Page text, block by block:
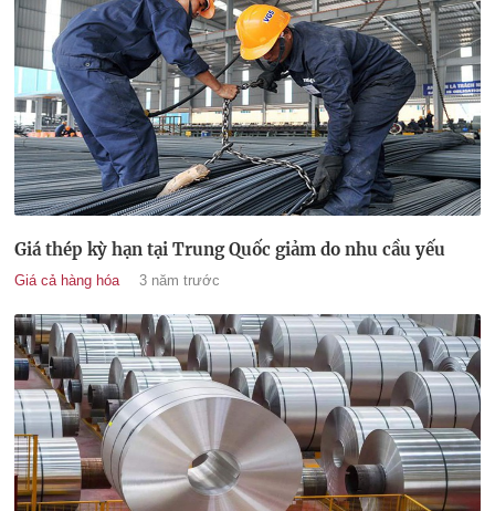
Giá thép kỳ hạn tại Trung Quốc giảm do nhu cầu yếu
Giá cả hàng hóa 3 năm trước